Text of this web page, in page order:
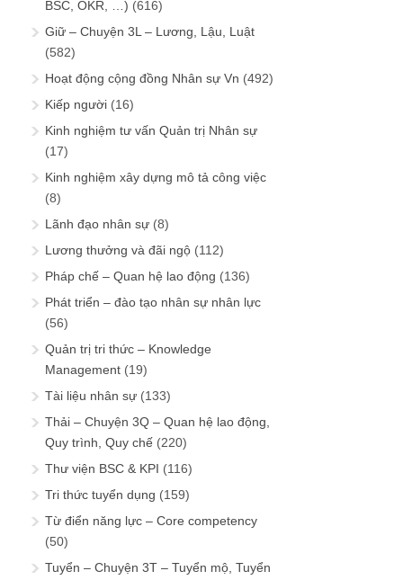
BSC, OKR, …) (616)
Giữ – Chuyện 3L – Lương, Lậu, Luật
(582)
Hoạt động cộng đồng Nhân sự Vn (492)
Kiếp người (16)
Kinh nghiệm tư vấn Quản trị Nhân sự
(17)
Kinh nghiệm xây dựng mô tả công việc
(8)
Lãnh đạo nhân sự (8)
Lương thưởng và đãi ngộ (112)
Pháp chế – Quan hệ lao động (136)
Phát triển – đào tạo nhân sự nhân lực
(56)
Quản trị tri thức – Knowledge
Management (19)
Tài liệu nhân sự (133)
Thải – Chuyện 3Q – Quan hệ lao động,
Quy trình, Quy chế (220)
Thư viện BSC & KPI (116)
Tri thức tuyển dụng (159)
Từ điển năng lực – Core competency
(50)
Tuyển – Chuyện 3T – Tuyển mộ, Tuyển